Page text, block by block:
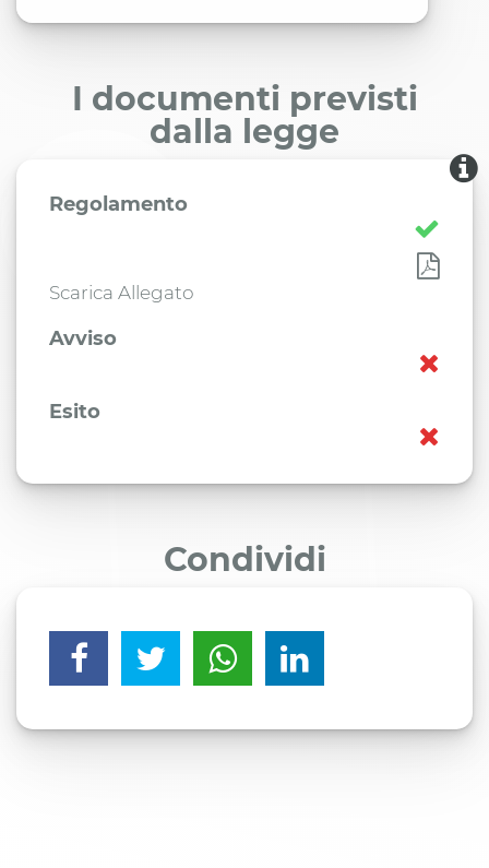
I documenti previsti
dalla legge
Regolamento
Scarica Allegato
Avviso
Esito
Condividi